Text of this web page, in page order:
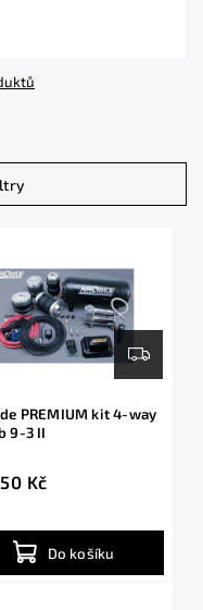
PREMIUM kit 4-way
9-3 II
Kč
Do košíku